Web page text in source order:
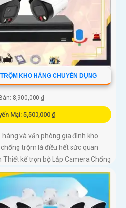
KHO HÀNG CHUYÊN DỤNG
8,900,000 ₫
Mại: 5,500,000 ₫
và văn phòng gia đình kho
trộm là điều hết sức quan
kế trọn bộ Lắp Camera Chống
Dahua là một lựa chọn thông